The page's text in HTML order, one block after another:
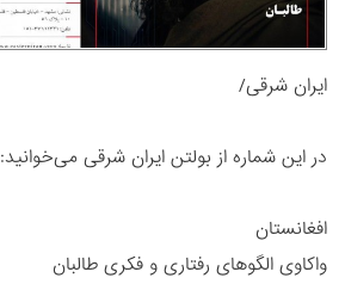
ایران شرقی/
در این شماره از بولتن ایران شرقی می‌خوانید:
افغانستان
واکاوی الگوهای رفتاری و فکری طالبان